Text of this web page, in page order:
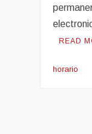
READ
horario